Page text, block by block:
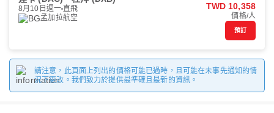
8月10日週一 直飛
孟加拉航空
TWD 10,358
價格/人
預訂
請注意，此頁面上列出的價格可能已過時，且可能在未事先通知的情
況下更改。我們致力於提供最準確且最新的資訊。